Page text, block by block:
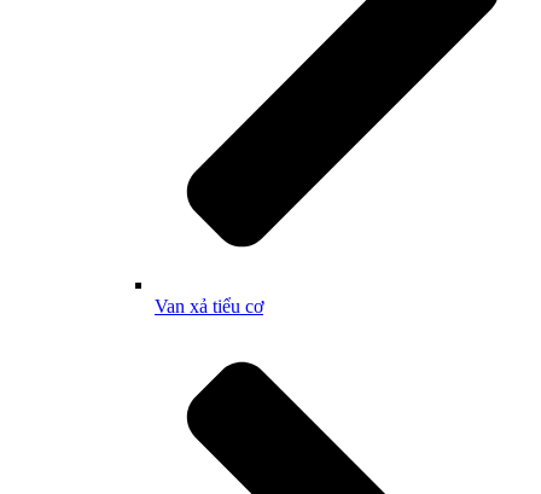
Van xả tiểu cơ